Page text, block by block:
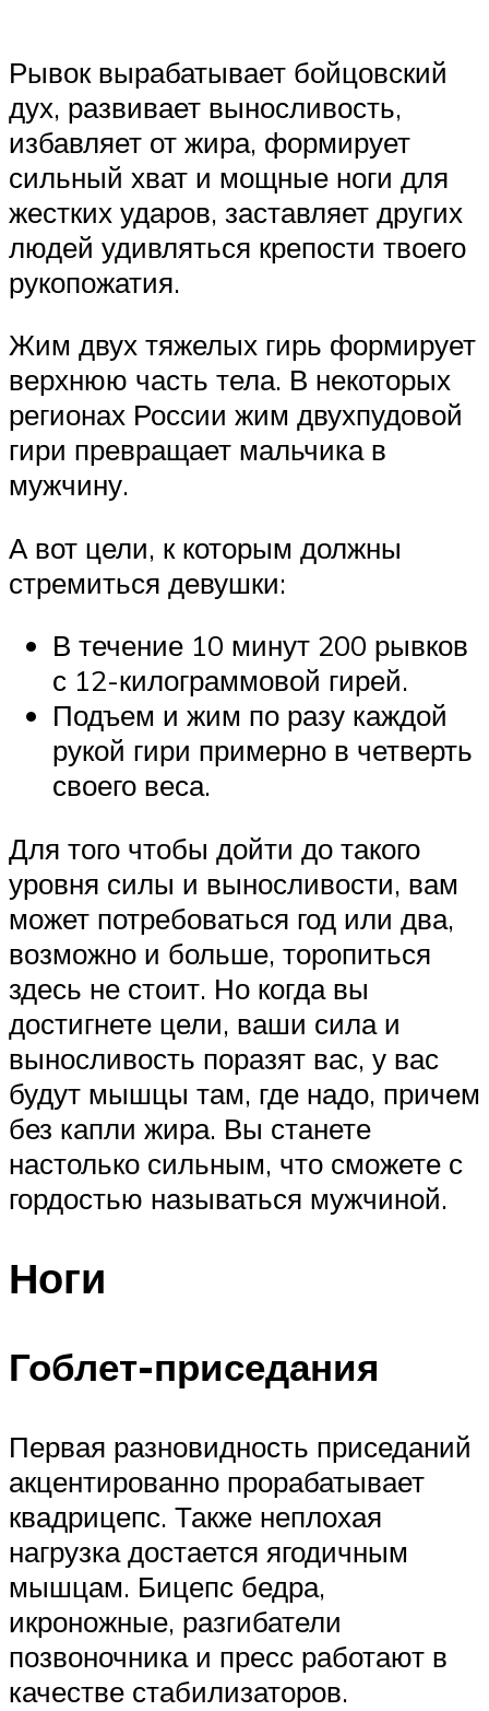
Рывок вырабатывает бойцовский
дух, развивает выносливость,
избавляет от жира, формирует
сильный хват и мощные ноги для
жестких ударов, заставляет других
людей удивляться крепости твоего
рукопожатия.
Жим двух тяжелых гирь формирует
верхнюю часть тела. В некоторых
регионах России жим двухпудовой
гири превращает мальчика в
мужчину.
А вот цели, к которым должны
стремиться девушки:
В течение 10 минут 200 рывков
с 12-килограммовой гирей.
Подъем и жим по разу каждой
рукой гири примерно в четверть
своего веса.
Для того чтобы дойти до такого
уровня силы и выносливости, вам
может потребоваться год или два,
возможно и больше, торопиться
здесь не стоит. Но когда вы
достигнете цели, ваши сила и
выносливость поразят вас, у вас
будут мышцы там, где надо, причем
без капли жира. Вы станете
настолько сильным, что сможете с
гордостью называться мужчиной.
Ноги
Гоблет-приседания
Первая разновидность приседаний
акцентированно прорабатывает
квадрицепс. Также неплохая
нагрузка достается ягодичным
мышцам. Бицепс бедра,
икроножные, разгибатели
позвоночника и пресс работают в
качестве стабилизаторов.